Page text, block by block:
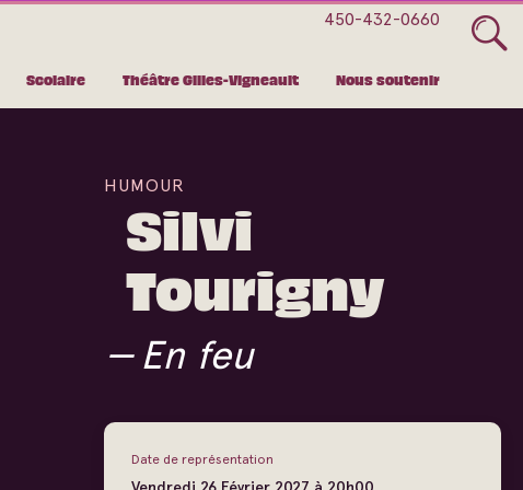
450-432-0660
Scolaire Théâtre Gilles-Vigneault Nous soutenir
HUMOUR
Silvi
Tourigny
En feu
Date de représentation